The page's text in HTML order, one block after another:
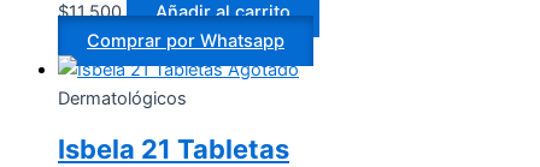
$11.500
Añadir al carrito
Comprar por Whatsapp
Agotado
Dermatológicos
Isbela 21 Tabletas